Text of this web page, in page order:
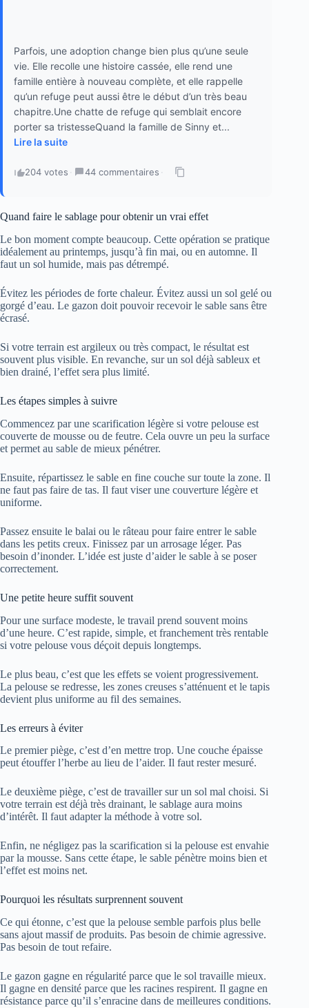
Parfois, une adoption change bien plus qu’une seule
vie. Elle recolle une histoire cassée, elle rend une
famille entière à nouveau complète, et elle rappelle
qu’un refuge peut aussi être le début d’un très beau
chapitre.Une chatte de refuge qui semblait encore
porter sa tristesseQuand la famille de Sinny et...
Lire la suite
204 votes · 44 commentaires ·
Quand faire le sablage pour obtenir un vrai effet
Le bon moment compte beaucoup. Cette opération se pratique
idéalement au printemps, jusqu’à fin mai, ou en automne. Il
faut un sol humide, mais pas détrempé.
Évitez les périodes de forte chaleur. Évitez aussi un sol gelé ou
gorgé d’eau. Le gazon doit pouvoir recevoir le sable sans être
écrasé.
Si votre terrain est argileux ou très compact, le résultat est
souvent plus visible. En revanche, sur un sol déjà sableux et
bien drainé, l’effet sera plus limité.
Les étapes simples à suivre
Commencez par une scarification légère si votre pelouse est
couverte de mousse ou de feutre. Cela ouvre un peu la surface
et permet au sable de mieux pénétrer.
Ensuite, répartissez le sable en fine couche sur toute la zone. Il
ne faut pas faire de tas. Il faut viser une couverture légère et
uniforme.
Passez ensuite le balai ou le râteau pour faire entrer le sable
dans les petits creux. Finissez par un arrosage léger. Pas
besoin d’inonder. L’idée est juste d’aider le sable à se poser
correctement.
Une petite heure suffit souvent
Pour une surface modeste, le travail prend souvent moins
d’une heure. C’est rapide, simple, et franchement très rentable
si votre pelouse vous déçoit depuis longtemps.
Le plus beau, c’est que les effets se voient progressivement.
La pelouse se redresse, les zones creuses s’atténuent et le tapis
devient plus uniforme au fil des semaines.
Les erreurs à éviter
Le premier piège, c’est d’en mettre trop. Une couche épaisse
peut étouffer l’herbe au lieu de l’aider. Il faut rester mesuré.
Le deuxième piège, c’est de travailler sur un sol mal choisi. Si
votre terrain est déjà très drainant, le sablage aura moins
d’intérêt. Il faut adapter la méthode à votre sol.
Enfin, ne négligez pas la scarification si la pelouse est envahie
par la mousse. Sans cette étape, le sable pénètre moins bien et
l’effet est moins net.
Pourquoi les résultats surprennent souvent
Ce qui étonne, c’est que la pelouse semble parfois plus belle
sans ajout massif de produits. Pas besoin de chimie agressive.
Pas besoin de tout refaire.
Le gazon gagne en régularité parce que le sol travaille mieux.
Il gagne en densité parce que les racines respirent. Il gagne en
résistance parce qu’il s’enracine dans de meilleures conditions.